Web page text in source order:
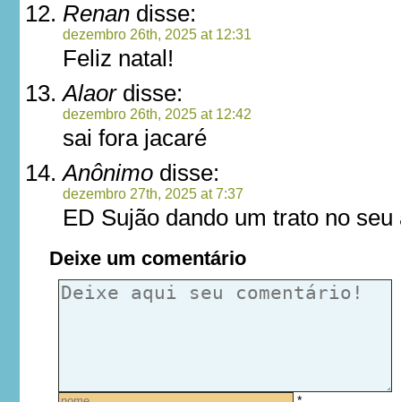
Renan disse:
dezembro 26th, 2025 at 12:31
Feliz natal!
Alaordisse:
dezembro 26th, 2025 at 12:42
sai fora jacaré
Anônimo disse:
dezembro 27th, 2025 at 7:37
ED Sujão dando um trato no
Deixe um comentário